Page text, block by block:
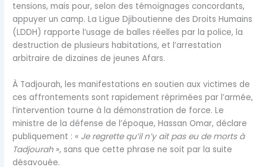
tensions, mais pour, selon des témoignages concordants,
appuyer un camp. La Ligue Djiboutienne des Droits Humains
(LDDH) rapporte l’usage de balles réelles par la police, la
destruction de plusieurs habitations, et l’arrestation
arbitraire de dizaines de jeunes Afars.
À Tadjourah, les manifestations en soutien aux victimes de
ces affrontements sont rapidement réprimées par l’armée,
l’intervention tourne à la démonstration de force. Le
ministre de la défense de l’époque, Hassan Omar, déclare
publiquement : « Je regrette qu’il n’y ait pas eu de morts à
Tadjourah », sans que cette phrase ne soit par la suite
désavouée.